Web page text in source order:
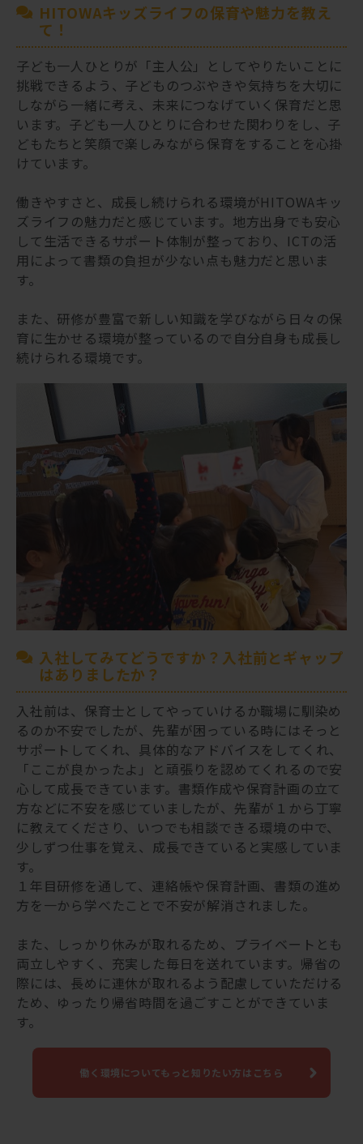
HITOWAキッズライフの保育や魅力を教え
て！
子ども一人ひとりが「主人公」としてやりたいことに
挑戦できるよう、子どものつぶやきや気持ちを大切に
しながら一緒に考え、未来につなげていく保育だと思
います。子ども一人ひとりに合わせた関わりをし、子
どもたちと笑顔で楽しみながら保育をすることを心掛
けています。
働きやすさと、成長し続けられる環境がHITOWAキッ
ズライフの魅力だと感じています。地方出身でも安心
して生活できるサポート体制が整っており、ICTの活
用によって書類の負担が少ない点も魅力だと思いま
す。
また、研修が豊富で新しい知識を学びながら日々の保
育に生かせる環境が整っているので自分自身も成長し
続けられる環境です。
入社してみてどうですか？入社前とギャップ
はありましたか？
入社前は、保育士としてやっていけるか職場に馴染め
るのか不安でしたが、先輩が困っている時にはそっと
サポートしてくれ、具体的なアドバイスをしてくれ、
「ここが良かったよ」と頑張りを認めてくれるので安
心して成長できています。書類作成や保育計画の立て
方などに不安を感じていましたが、先輩が１から丁寧
に教えてくださり、いつでも相談できる環境の中で、
少しずつ仕事を覚え、成長できていると実感していま
す。
１年目研修を通して、連絡帳や保育計画、書類の進め
方を一から学べたことで不安が解消されました。
また、しっかり休みが取れるため、プライベートとも
両立しやすく、充実した毎日を送れています。帰省の
際には、長めに連休が取れるよう配慮していただける
ため、ゆったり帰省時間を過ごすことができていま
す。
働く環境についてもっと知りたい方はこちら